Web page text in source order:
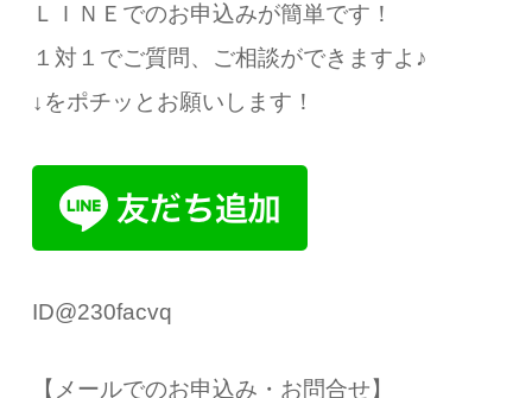
ＬＩＮＥでのお申込みが簡単です！
１対１でご質問、ご相談ができますよ♪
↓をポチッとお願いします！
ID@230facvq
【メールでのお申込み・お問合せ】